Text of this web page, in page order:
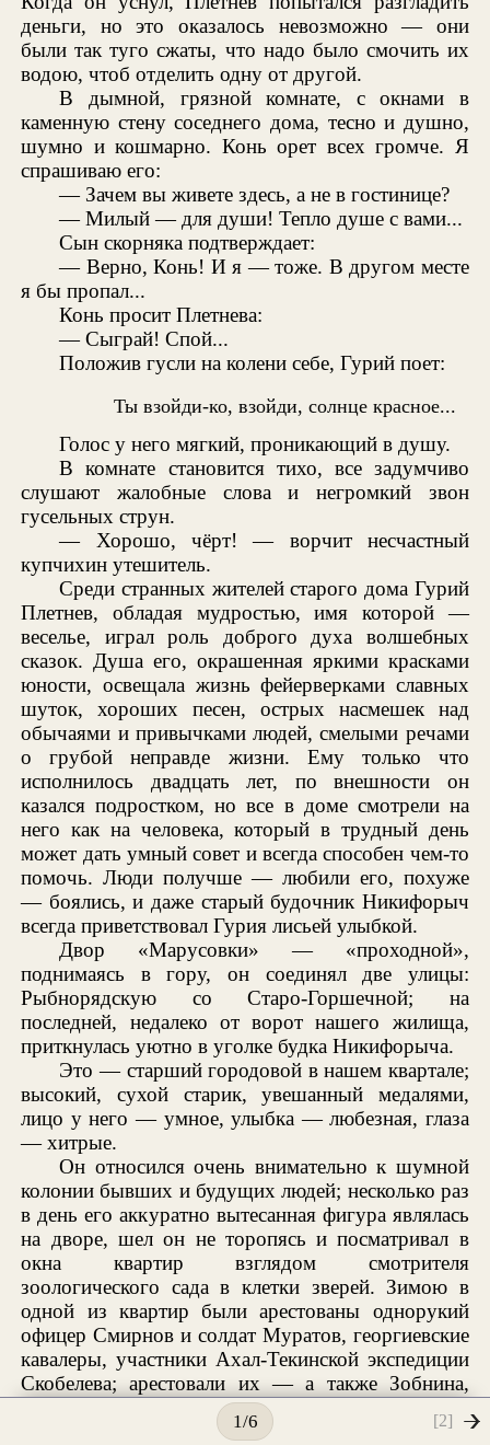
деньги, но это оказалось невозможно — они
были так туго сжаты, что надо было смочить их
водою, чтоб отделить одну от другой.
В дымной, грязной комнате, с окнами в
каменную стену соседнего дома, тесно и душно,
шумно и кошмарно. Конь орет всех громче. Я
спрашиваю его:
— Зачем вы живете здесь, а не в гостинице?
— Милый — для души! Тепло душе с вами...
Сын скорняка подтверждает:
— Верно, Конь! И я — тоже. В другом месте
я бы пропал...
Конь просит Плетнева:
— Сыграй! Спой...
Положив гусли на колени себе, Гурий поет:
Ты взойди-ко, взойди, солнце красное...
Голос у него мягкий, проникающий в душу.
В комнате становится тихо, все задумчиво
слушают жалобные слова и негромкий звон
гусельных струн.
— Хорошо, чёрт! — ворчит несчастный
купчихин утешитель.
Среди странных жителей старого дома Гурий
Плетнев, обладая мудростью, имя которой —
веселье, играл роль доброго духа волшебных
сказок. Душа его, окрашенная яркими красками
юности, освещала жизнь фейерверками славных
шуток, хороших песен, острых насмешек над
обычаями и привычками людей, смелыми речами
о грубой неправде жизни. Ему только что
исполнилось двадцать лет, по внешности он
казался подростком, но все в доме смотрели на
него как на человека, который в трудный день
может дать умный совет и всегда способен чем-то
помочь. Люди получше — любили его, похуже
— боялись, и даже старый будочник Никифорыч
всегда приветствовал Гурия лисьей улыбкой.
Двор «Марусовки» — «проходной»,
поднимаясь в гору, он соединял две улицы:
Рыбнорядскую со Старо-Горшечной; на
последней, недалеко от ворот нашего жилища,
приткнулась уютно в уголке будка Никифорыча.
Это — старший городовой в нашем квартале;
высокий, сухой старик, увешанный медалями,
лицо у него — умное, улыбка — любезная, глаза
— хитрые.
Он относился очень внимательно к шумной
колонии бывших и будущих людей; несколько раз
в день его аккуратно вытесанная фигура являлась
на дворе, шел он не торопясь и посматривал в
окна квартир взглядом смотрителя
зоологического сада в клетки зверей. Зимою в
одной из квартир были арестованы однорукий
офицер Смирнов и солдат Муратов, георгиевские
кавалеры, участники Ахал-Текинской экспедиции
Скобелева; арестовали их — а также Зобнина,
Овсянкина, Григорьева, Крылова и еще кого-то
— за попытку устроить тайную типографию, для
1/6 [2]